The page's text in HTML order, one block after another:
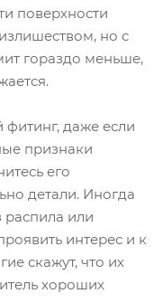
поверхности
но с
гораздо меньше,
даже если
признаки
его
детали. Иногда
распила или
интерес и к
скажут, что их
хороших